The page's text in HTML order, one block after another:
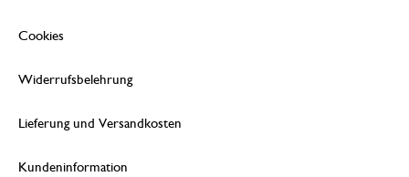
Cookies
Widerrufsbelehrung
Lieferung und Versandkosten
Kundeninformation